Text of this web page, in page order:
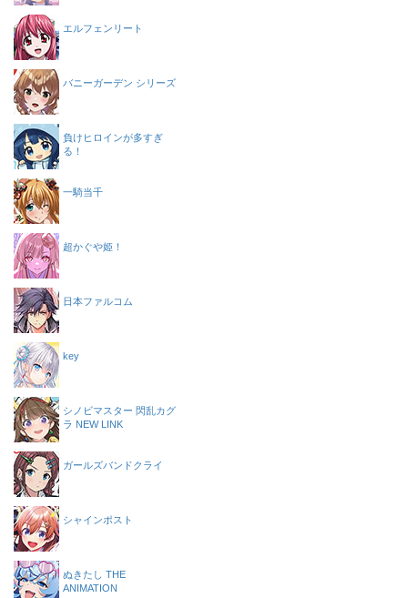
エルフェンリート
バニーガーデン シリーズ
負けヒロインが多すぎ
る！
一騎当千
超かぐや姫！
日本ファルコム
key
シノビマスター 閃乱カグ
ラ NEW LINK
ガールズバンドクライ
シャインポスト
ぬきたし THE
ANIMATION